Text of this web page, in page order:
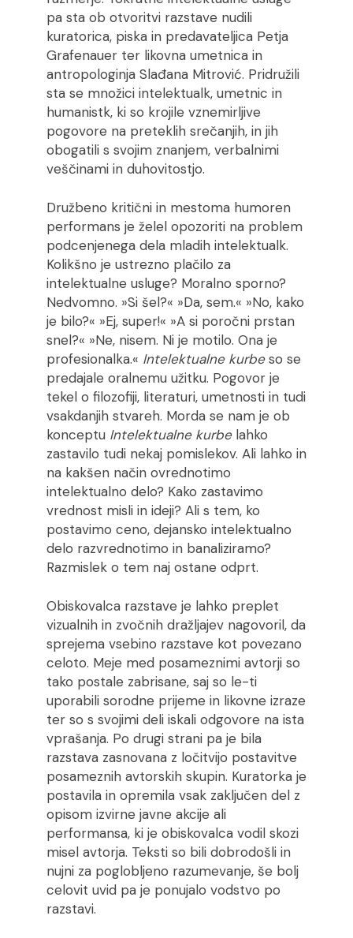
pa sta ob otvoritvi razstave nudili
kuratorica, piska in predavateljica Petja
Grafenauer ter likovna umetnica in
antropologinja Slađana Mitrović. Pridružili
sta se množici intelektualk, umetnic in
humanistk, ki so krojile vznemirljive
pogovore na preteklih srečanjih, in jih
obogatili s svojim znanjem, verbalnimi
veščinami in duhovitostjo.
Družbeno kritični in mestoma humoren
performans je želel opozoriti na problem
podcenjenega dela mladih intelektualk.
Kolikšno je ustrezno plačilo za
intelektualne usluge? Moralno sporno?
Nedvomno. »Si šel?« »Da, sem.« »No, kako
je bilo?« »Ej, super!« »A si poročni prstan
snel?« »Ne, nisem. Ni je motilo. Ona je
profesionalka.« Intelektualne kurbeso se
predajale oralnemu užitku. Pogovor je
tekel o filozofiji, literaturi, umetnosti in tudi
vsakdanjih stvareh. Morda se nam je ob
konceptu Intelektualne kurbelahko
zastavilo tudi nekaj pomislekov. Ali lahko in
na kakšen način ovrednotimo
intelektualno delo? Kako zastavimo
vrednost misli in ideji? Ali s tem, ko
postavimo ceno, dejansko intelektualno
delo razvrednotimo in banaliziramo?
Razmislek o tem naj ostane odprt.
Obiskovalca razstave je lahko preplet
vizualnih in zvočnih dražljajev nagovoril, da
sprejema vsebino razstave kot povezano
celoto. Meje med posameznimi avtorji so
tako postale zabrisane, saj so le-ti
uporabili sorodne prijeme in likovne izraze
ter so s svojimi deli iskali odgovore na ista
vprašanja. Po drugi strani pa je bila
razstava zasnovana z ločitvijo postavitve
posameznih avtorskih skupin. Kuratorka je
postavila in opremila vsak zaključen del z
opisom izvirne javne akcije ali
performansa, ki je obiskovalca vodil skozi
misel avtorja. Teksti so bili dobrodošli in
nujni za poglobljeno razumevanje, še bolj
celovit uvid pa je ponujalo vodstvo po
razstavi.